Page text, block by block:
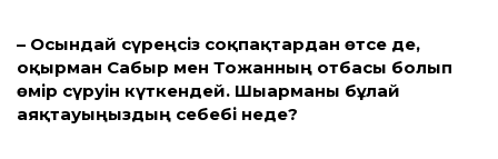
– Осындай сүреңсіз соқпақтардан өтсе де,
оқырман Сабыр мен Тоғжанның отбасы болып
өмір сүруін күткендей. Шығарманы бұлай
аяқтауыңыздың себебі неде?